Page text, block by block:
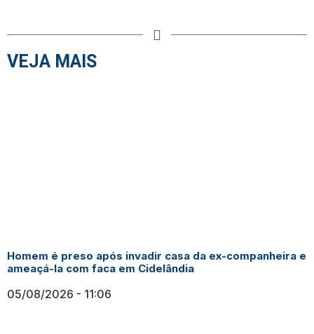
VEJA MAIS
Homem é preso após invadir casa da ex-companheira e
ameaçá-la com faca em Cidelândia
05/08/2026 11:06